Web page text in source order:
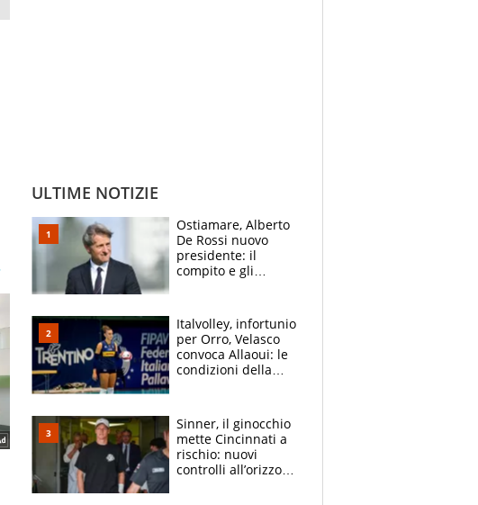
ULTIME NOTIZIE
Ostiamare, Alberto
De Rossi nuovo
presidente: il
compito e gli
Italvolley, infortunio
per Orro, Velasco
convoca Allaoui: le
condizioni della
Sinner, il ginocchio
mette Cincinnati a
rischio: nuovi
controlli all’orizzonte